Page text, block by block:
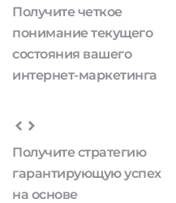
Получите четкое
понимание текущего
состояния вашего
интернет-маркетинга
Получите стратегию
гарантирующую успех
на основе